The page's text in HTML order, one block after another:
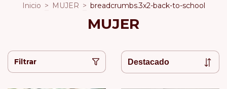
Inicio > MUJER > breadcrumbs.3x2-back-to-school
MUJER
Filtrar